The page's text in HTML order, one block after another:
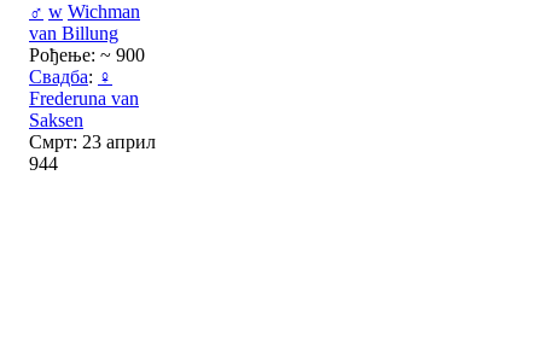
♂ w Wichman
van Billung
Рођење: ~ 900
Свадба: ♀
Frederuna van
Saksen
Смрт: 23 април
944